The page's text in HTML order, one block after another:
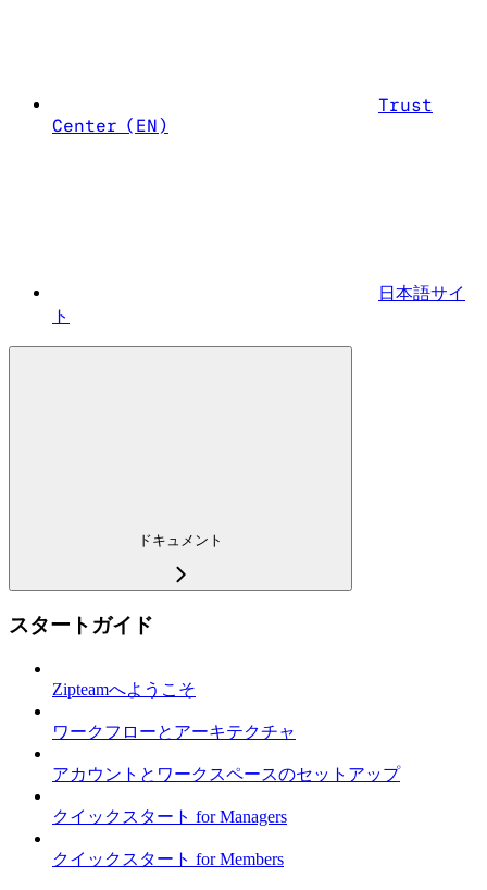
Trust
Center (EN)
日本語サイ
ト
ドキュメント
スタートガイド
Zipteamへようこそ
ワークフローとアーキテクチャ
アカウントとワークスペースのセットアップ
クイックスタート for Managers
クイックスタート for Members